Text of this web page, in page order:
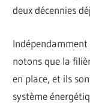
deux décennies
Indépendamment
notons que la
en place, et ils
système